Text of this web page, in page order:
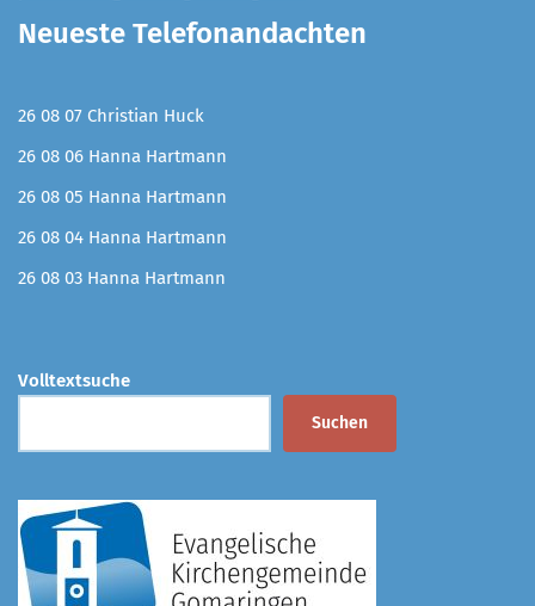
Neueste Telefonandachten
26 08 07 Christian Huck
26 08 06 Hanna Hartmann
26 08 05 Hanna Hartmann
26 08 04 Hanna Hartmann
26 08 03 Hanna Hartmann
Volltextsuche
Suchen